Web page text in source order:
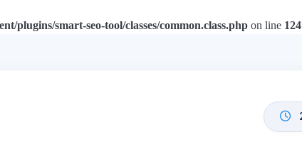
plugins/smart-seo-tool/classes/common.class.php on line